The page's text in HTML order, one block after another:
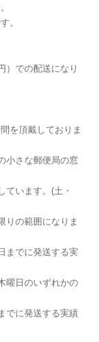
。
）での配送になり
を頂戴しておりま
小さな郵便局の窓
ています。(土・
りの範囲になりま
までに発送する実
曜日のいずれかの
でに発送する実績